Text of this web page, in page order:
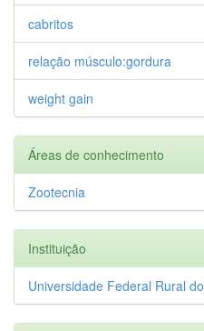
cabritos
relação músculo:gordura
weight gain
Áreas de conhecimento
Zootecnia
Instituição
Universidade Federal Rural